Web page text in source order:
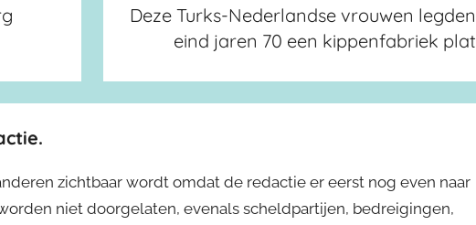
Deze Turks-Nederlandse vrouwen legden
eind jaren 70 een kippenfabriek plat
zichtbaar wordt omdat de redactie er eerst nog even naar
niet doorgelaten, evenals scheldpartijen, bedreigingen,